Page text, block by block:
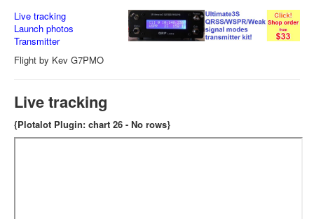
Live tracking
Launch photos
Transmitter
Flight by Kev G7PMO
Live tracking
{Plotalot Plugin: chart 26 - No rows}